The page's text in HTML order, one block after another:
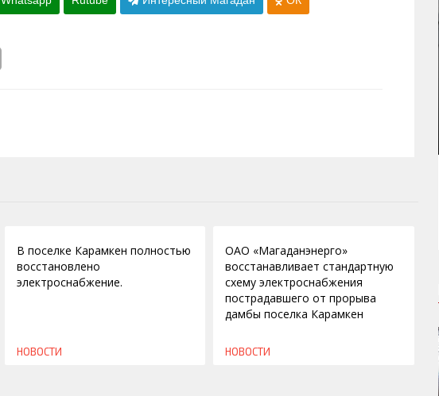
В поселке Карамкен полностью
восстановлено
электроснабжение.
НОВОСТИ
ОАО «Магаданэнерго»
восстанавливает стандартную
схему электроснабжения
пострадавшего от прорыва
дамбы поселка Карамкен
НОВОСТИ